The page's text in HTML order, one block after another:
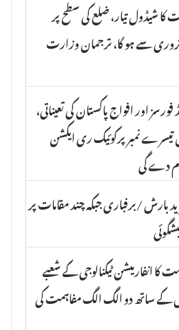
کا شیڈول تیار، ضلع کی سطح پر
پروگرامز کا آغاز 12 فروری سے ہو گا، ترجمان وزارت
اور افواج پاکستان کی تعیناتی،
تیسرے نمبر پرکوئیک ری ایکشن
دے گی
بارش /برفباری جبکہ چند مقامات پر
کا انفارمیشن ٹیکنالوجی کے شعبے
کے ساتھ دو الگ الگ مفاہمت کی